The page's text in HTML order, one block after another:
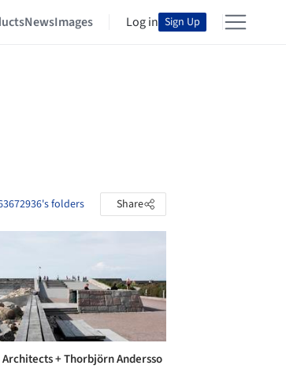
NewsImages Log in Sign Up
folders Share
+ Thorbjörn Andersso